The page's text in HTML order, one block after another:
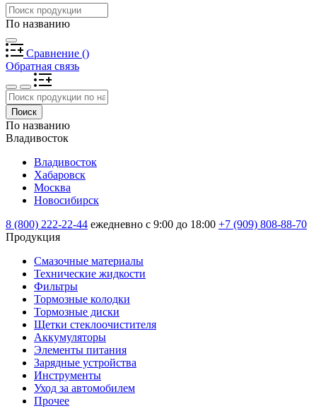
По названию
Сравнение ()
Обратная связь
Поиск
По названию
Владивосток
Владивосток
Хабаровск
Москва
Новосибирск
8 (800) 222-22-44 ежедневно с 9:00 до 18:00 +7 (909) 808-88-70
Продукция
Смазочные материалы
Технические жидкости
Фильтры
Тормозные колодки
Тормозные диски
Щетки стеклоочистителя
Аккумуляторы
Элементы питания
Зарядные устройства
Инструменты
Уход за автомобилем
Прочее